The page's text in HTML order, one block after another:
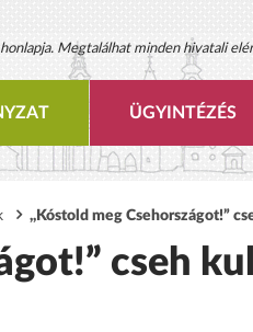
Megtalálhat minden hivatali
ÜGYINTÉZÉS
,,Kóstold meg Csehországot!”
cseh